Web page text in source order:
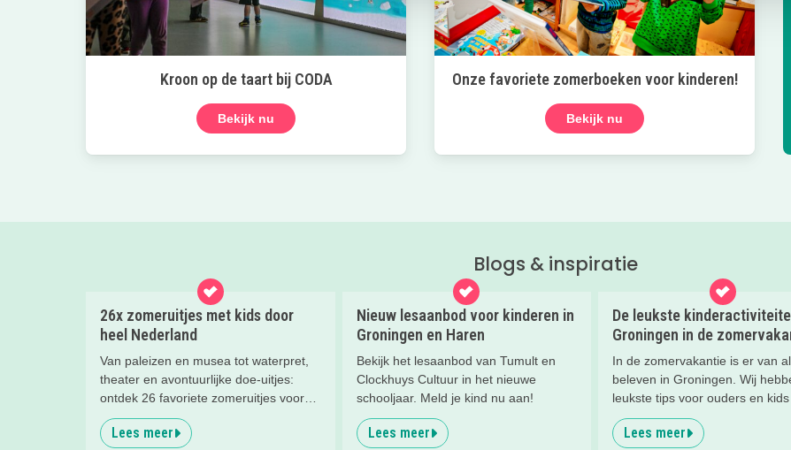
Kroon op de taart bij CODA
Bekijk nu
Onze favoriete zomerboeken voor kinderen!
Bekijk nu
Blogs & inspiratie
26x zomeruitjes met kids door
heel Nederland
Van paleizen en musea tot waterpret,
theater en avontuurlijke doe-uitjes:
ontdek 26 favoriete zomeruitjes voor
gezinnen door heel Nederland.
Lees meer
Nieuw lesaanbod voor kinderen in
Groningen en Haren
Bekijk het lesaanbod van Tumult en
Clockhuys Cultuur in het nieuwe
schooljaar. Meld je kind nu aan!
Lees meer
De leukste
Groningen in de
In de zomervakantie is er van
beleven in Groningen. Wij
leukste tips voor ouders en kids
op een rij gezet.
Lees meer